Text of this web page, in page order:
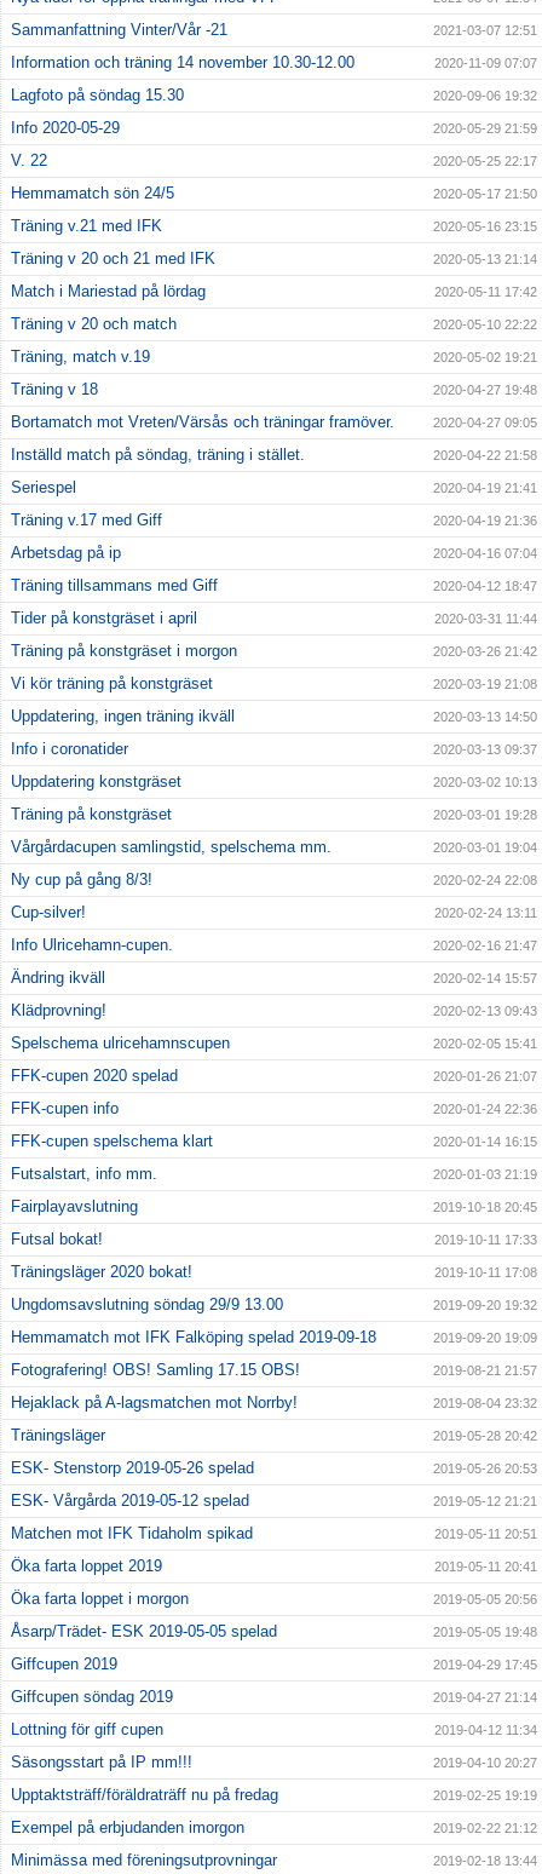
Sammanfattning Vinter/Vår -21 2021-03-07 12:51
Information och träning 14 november 10.30-12.00 2020-11-09 07:07
Lagfoto på söndag 15.30 2020-09-06 19:32
Info 2020-05-29 2020-05-29 21:59
V. 22 2020-05-25 22:17
Hemmamatch sön 24/5 2020-05-17 21:50
Träning v.21 med IFK 2020-05-16 23:15
Träning v 20 och 21 med IFK 2020-05-13 21:14
Match i Mariestad på lördag 2020-05-11 17:42
Träning v 20 och match 2020-05-10 22:22
Träning, match v.19 2020-05-02 19:21
Träning v 18 2020-04-27 19:48
Bortamatch mot Vreten/Värsås och träningar framöver. 2020-04-27 09:05
Inställd match på söndag, träning i stället. 2020-04-22 21:58
Seriespel 2020-04-19 21:41
Träning v.17 med Giff 2020-04-19 21:36
Arbetsdag på ip 2020-04-16 07:04
Träning tillsammans med Giff 2020-04-12 18:47
Tider på konstgräset i april 2020-03-31 11:44
Träning på konstgräset i morgon 2020-03-26 21:42
Vi kör träning på konstgräset 2020-03-19 21:08
Uppdatering, ingen träning ikväll 2020-03-13 14:50
Info i coronatider 2020-03-13 09:37
Uppdatering konstgräset 2020-03-02 10:13
Träning på konstgräset 2020-03-01 19:28
Vårgårdacupen samlingstid, spelschema mm. 2020-03-01 19:04
Ny cup på gång 8/3! 2020-02-24 22:08
Cup-silver! 2020-02-24 13:11
Info Ulricehamn-cupen. 2020-02-16 21:47
Ändring ikväll 2020-02-14 15:57
Klädprovning! 2020-02-13 09:43
Spelschema ulricehamnscupen 2020-02-05 15:41
FFK-cupen 2020 spelad 2020-01-26 21:07
FFK-cupen info 2020-01-24 22:36
FFK-cupen spelschema klart 2020-01-14 16:15
Futsalstart, info mm. 2020-01-03 21:19
Fairplayavslutning 2019-10-18 20:45
Futsal bokat! 2019-10-11 17:33
Träningsläger 2020 bokat! 2019-10-11 17:08
Ungdomsavslutning söndag 29/9 13.00 2019-09-20 19:32
Hemmamatch mot IFK Falköping spelad 2019-09-18 2019-09-20 19:09
Fotografering! OBS! Samling 17.15 OBS! 2019-08-21 21:57
Hejaklack på A-lagsmatchen mot Norrby! 2019-08-04 23:32
Träningsläger 2019-05-28 20:42
ESK- Stenstorp 2019-05-26 spelad 2019-05-26 20:53
ESK- Vårgårda 2019-05-12 spelad 2019-05-12 21:21
Matchen mot IFK Tidaholm spikad 2019-05-11 20:51
Öka farta loppet 2019 2019-05-11 20:41
Öka farta loppet i morgon 2019-05-05 20:56
Åsarp/Trädet- ESK 2019-05-05 spelad 2019-05-05 19:48
Giffcupen 2019 2019-04-29 17:45
Giffcupen söndag 2019 2019-04-27 21:14
Lottning för giff cupen 2019-04-12 11:34
Säsongsstart på IP mm!!! 2019-04-10 20:27
Upptaktsträff/föräldraträff nu på fredag 2019-02-25 19:19
Exempel på erbjudanden imorgon 2019-02-22 21:12
Minimässa med föreningsutprovningar 2019-02-18 13:44